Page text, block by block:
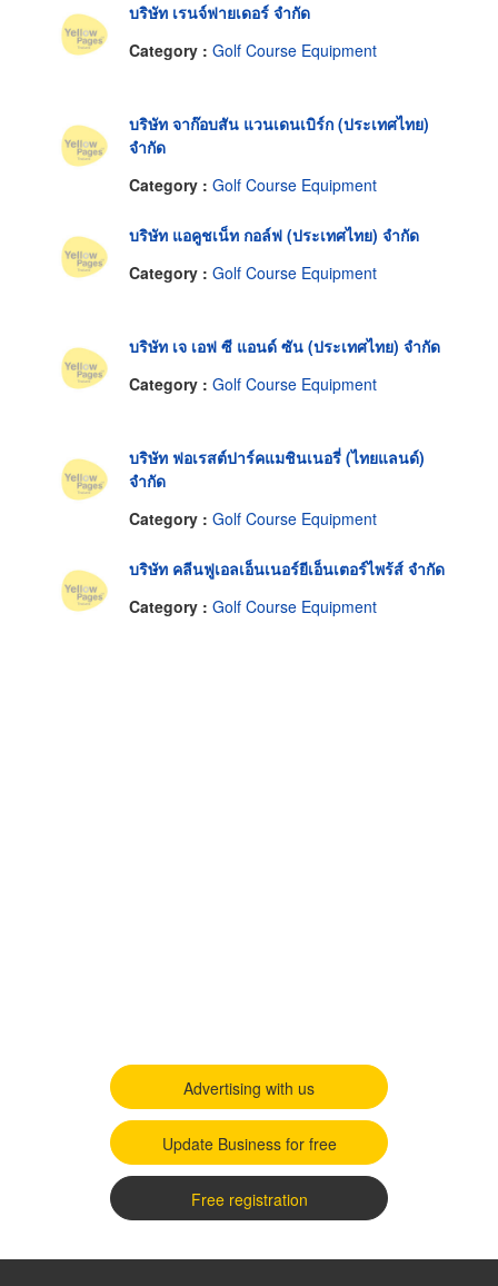
บริษัท เรนจ์ฟายเดอร์ จำกัด
Category : Golf Course Equipment
บริษัท จาก๊อบสัน แวนเดนเบิร์ก (ประเทศไทย)
จำกัด
Category : Golf Course Equipment
บริษัท แอคูชเน็ท กอล์ฟ (ประเทศไทย) จำกัด
Category : Golf Course Equipment
บริษัท เจ เอฟ ซี แอนด์ ซัน (ประเทศไทย) จำกัด
Category : Golf Course Equipment
บริษัท ฟอเรสต์ปาร์คแมชินเนอรี่ (ไทยแลนด์)
จำกัด
Category : Golf Course Equipment
บริษัท คลีนฟูเอลเอ็นเนอร์ยีเอ็นเตอร์ไพร้ส์ จำกัด
Category : Golf Course Equipment
Advertising with us
Update Business for free
Free registration